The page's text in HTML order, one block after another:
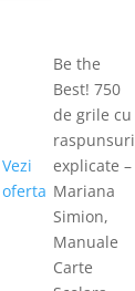
Vezi
oferta
Be the
Best! 750
de grile cu
raspunsuri
explicate –
Mariana
Simion,
Manuale
Carte